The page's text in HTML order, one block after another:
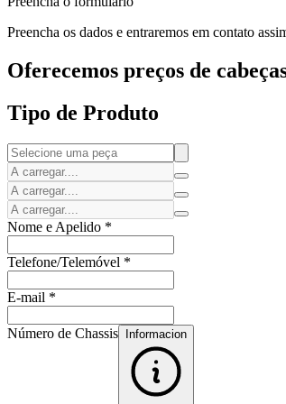
Preencha os dados e entraremos em contato
Oferecemos preços de
Tipo de Produto
Nome e Apelido *
Telefone/Telemóvel *
E-mail *
Número de Chassis Informacion